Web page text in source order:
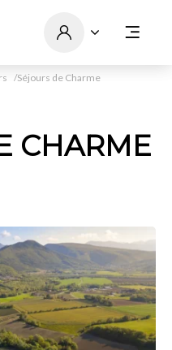
Séjours de Charme
CHARME